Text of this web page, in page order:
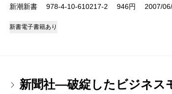
新潮新書 978-4-10-610217-2 946円 2007/
新書電子書籍あり
新聞社―破綻したビジネ